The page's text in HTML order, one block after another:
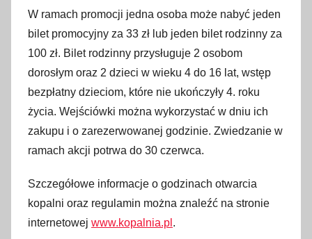
W ramach promocji jedna osoba może nabyć jeden
bilet promocyjny za 33 zł lub jeden bilet rodzinny za
100 zł. Bilet rodzinny przysługuje 2 osobom
dorosłym oraz 2 dzieci w wieku 4 do 16 lat, wstęp
bezpłatny dzieciom, które nie ukończyły 4. roku
życia. Wejściówki można wykorzystać w dniu ich
zakupu i o zarezerwowanej godzinie. Zwiedzanie w
ramach akcji potrwa do 30 czerwca.
Szczegółowe informacje o godzinach otwarcia
kopalni oraz regulamin można znaleźć na stronie
internetowej www.kopalnia.pl .